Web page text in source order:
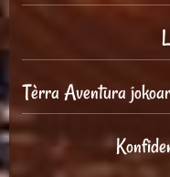
Tèrra Aventura